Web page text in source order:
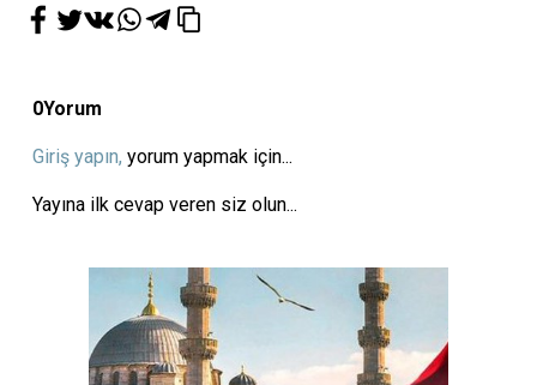
0Yorum
Giriş yapın, yorum yapmak için...
Yayına ilk cevap veren siz olun...